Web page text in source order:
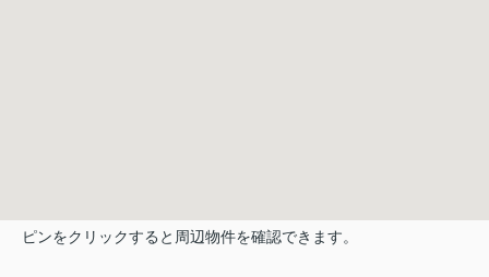
ピンをクリックすると周辺物件を確認できます。